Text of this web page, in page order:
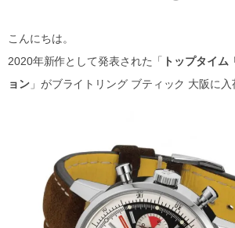
こんにちは。
2020年新作として発表された「 トップタイム
ョン」がブライトリング ブティック 大阪に入